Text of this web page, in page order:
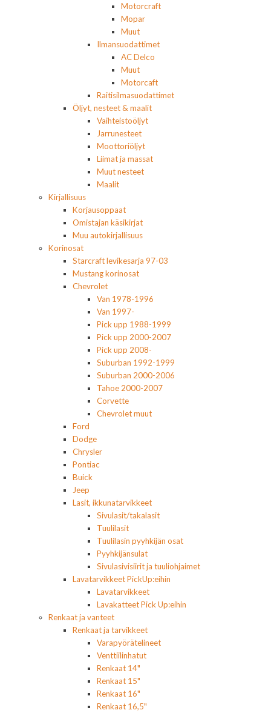
Motorcraft
Mopar
Muut
Ilmansuodattimet
AC Delco
Muut
Motorcaft
Raitisilmasuodattimet
Öljyt, nesteet & maalit
Vaihteistoöljyt
Jarrunesteet
Moottoriöljyt
Liimat ja massat
Muut nesteet
Maalit
Kirjallisuus
Korjausoppaat
Omistajan käsikirjat
Muu autokirjallisuus
Korinosat
Starcraft levikesarja 97-03
Mustang korinosat
Chevrolet
Van 1978-1996
Van 1997-
Pick upp 1988-1999
Pick upp 2000-2007
Pick upp 2008-
Suburban 1992-1999
Suburban 2000-2006
Tahoe 2000-2007
Corvette
Chevrolet muut
Ford
Dodge
Chrysler
Pontiac
Buick
Jeep
Lasit, ikkunatarvikkeet
Sivulasit/takalasit
Tuulilasit
Tuulilasin pyyhkijän osat
Pyyhkijänsulat
Sivulasivisiirit ja tuuliohjaimet
Lavatarvikkeet PickUp:eihin
Lavatarvikkeet
Lavakatteet Pick Up:eihin
Renkaat ja vanteet
Renkaat ja tarvikkeet
Varapyörätelineet
Venttiilinhatut
Renkaat 14"
Renkaat 15"
Renkaat 16"
Renkaat 16,5"